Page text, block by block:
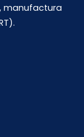
manufactura